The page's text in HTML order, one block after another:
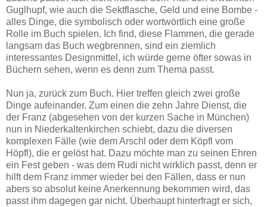
Guglhupf, wie auch die Sektflasche, Geld und eine Bombe -
alles Dinge, die symbolisch oder wortwörtlich eine große
Rolle im Buch spielen. Ich find, diese Flammen, die gerade
langsam das Buch wegbrennen, sind ein ziemlich
interessantes Designmittel, ich würde gerne öfter sowas in
Büchern sehen, wenn es denn zum Thema passt.
Nun ja, zurück zum Buch. Hier treffen gleich zwei große
Dinge aufeinander. Zum einen die zehn Jahre Dienst, die
der Franz (abgesehen von der kurzen Sache in München)
nun in Niederkaltenkirchen schiebt, dazu die diversen
komplexen Fälle (wie dem Arschl oder dem Köpfl vom
Höpfl), die er gelöst hat. Dazu möchte man zu seinen Ehren
ein Fest geben - was dem Rudi nicht wirklich passt, denn er
hilft dem Franz immer wieder bei den Fällen, dass er nun
abers so absolut keine Anerkennung bekommen wird, das
passt ihm dagegen gar nicht. Überhaupt hinterfragt er sich,